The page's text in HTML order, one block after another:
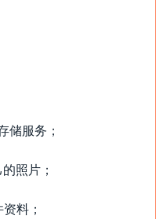
储服务；
照片；
料；